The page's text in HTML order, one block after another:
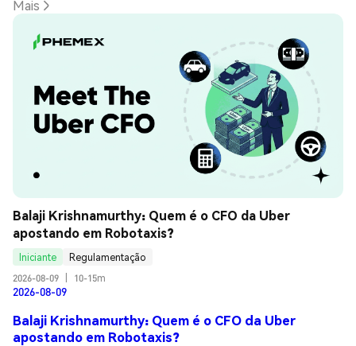
Mais
Balaji Krishnamurthy: Quem é o CFO da Uber
apostando em Robotaxis?
Iniciante
Regulamentação
2026-08-09
10-15m
2026-08-09
Balaji Krishnamurthy: Quem é o CFO da Uber
apostando em Robotaxis?